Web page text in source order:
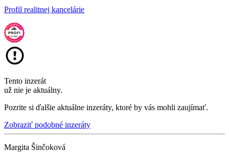
Profil realitnej kancelárie
Tento inzerát
už nie je aktuálny.
Pozrite si ďalšie aktuálne inzeráty, ktoré by vás mohli zaujímať.
Zobraziť podobné inzeráty
Margita Šinčoková